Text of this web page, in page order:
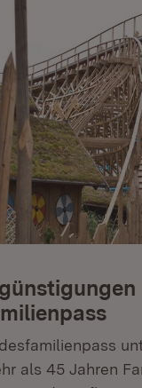
als 45 Jahren